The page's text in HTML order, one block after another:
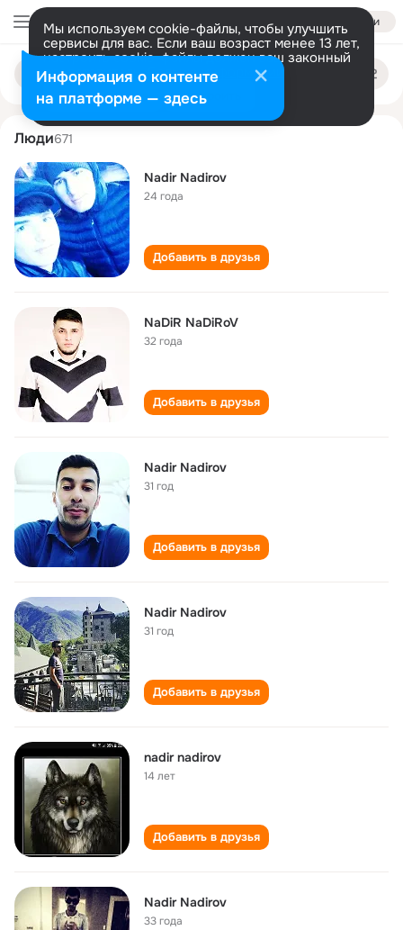
Войти
Мы используем cookie-файлы, чтобы улучшить
сервисы для вас. Если ваш возраст менее 13 лет,
настроить cookie-файлы должен ваш законный
представитель. Больше информации
Разрешить все Настроить
Поиск
людям
nadir nadirov
Люди671
Nadir Nadirov
24 года
Добавить в друзья
NaDiR NaDiRoV
32 года
Добавить в друзья
Nadir Nadirov
31 год
Добавить в друзья
Nadir Nadirov
31 год
Добавить в друзья
nadir nadirov
14 лет
Добавить в друзья
Nadir Nadirov
33 года
Информация о контенте
на платформе — здесь